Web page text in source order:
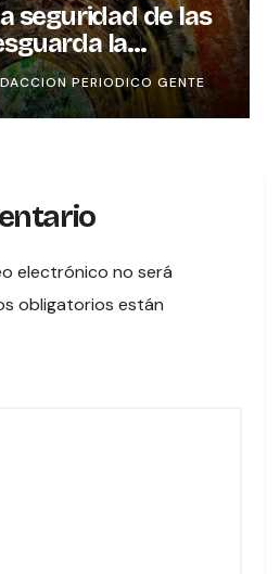
seguridad de las
la
del puente
PERIODICO GENTE
electrónico no será
obligatorios están